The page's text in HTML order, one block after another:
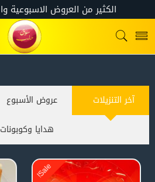
آخر التنزيلات عروض الأسبوع
هدايا وكوبونات
S
a
l
e
!